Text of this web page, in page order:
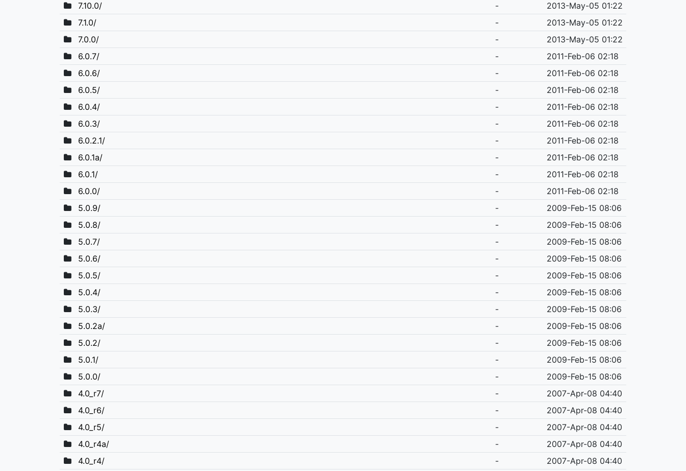
7.10.0/
-
2013-May-05 01:22
7.1.0/
-
2013-May-05 01:22
7.0.0/
-
2013-May-05 01:22
6.0.7/
-
2011-Feb-06 02:18
6.0.6/
-
2011-Feb-06 02:18
6.0.5/
-
2011-Feb-06 02:18
6.0.4/
-
2011-Feb-06 02:18
6.0.3/
-
2011-Feb-06 02:18
6.0.2.1/
-
2011-Feb-06 02:18
6.0.1a/
-
2011-Feb-06 02:18
6.0.1/
-
2011-Feb-06 02:18
6.0.0/
-
2011-Feb-06 02:18
5.0.9/
-
2009-Feb-15 08:06
5.0.8/
-
2009-Feb-15 08:06
5.0.7/
-
2009-Feb-15 08:06
5.0.6/
-
2009-Feb-15 08:06
5.0.5/
-
2009-Feb-15 08:06
5.0.4/
-
2009-Feb-15 08:06
5.0.3/
-
2009-Feb-15 08:06
5.0.2a/
-
2009-Feb-15 08:06
5.0.2/
-
2009-Feb-15 08:06
5.0.1/
-
2009-Feb-15 08:06
5.0.0/
-
2009-Feb-15 08:06
4.0_r7/
-
2007-Apr-08 04:40
4.0_r6/
-
2007-Apr-08 04:40
4.0_r5/
-
2007-Apr-08 04:40
4.0_r4a/
-
2007-Apr-08 04:40
4.0_r4/
-
2007-Apr-08 04:40